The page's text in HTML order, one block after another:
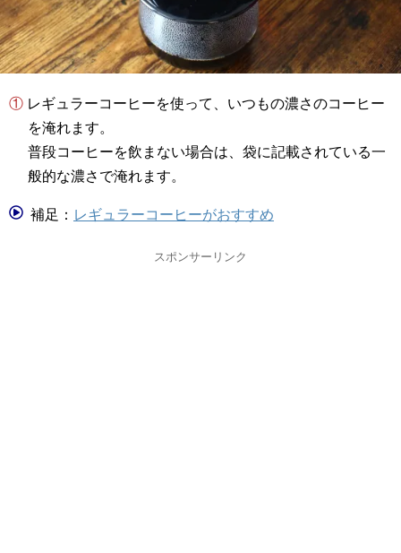
① レギュラーコーヒーを使って、いつもの濃さのコーヒー
を淹れます。
普段コーヒーを飲まない場合は、袋に記載されている一
般的な濃さで淹れます。
補足： レギュラーコーヒーがおすすめ
スポンサーリンク